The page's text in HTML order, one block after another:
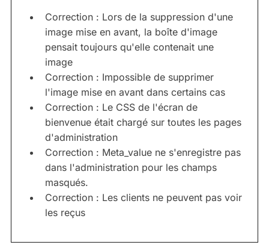
Correction : Lors de la suppression d'une
image mise en avant, la boîte d'image
pensait toujours qu'elle contenait une
image
Correction : Impossible de supprimer
l'image mise en avant dans certains cas
Correction : Le CSS de l'écran de
bienvenue était chargé sur toutes les pages
d'administration
Correction : Meta_value ne s'enregistre pas
dans l'administration pour les champs
masqués.
Correction : Les clients ne peuvent pas voir
les reçus